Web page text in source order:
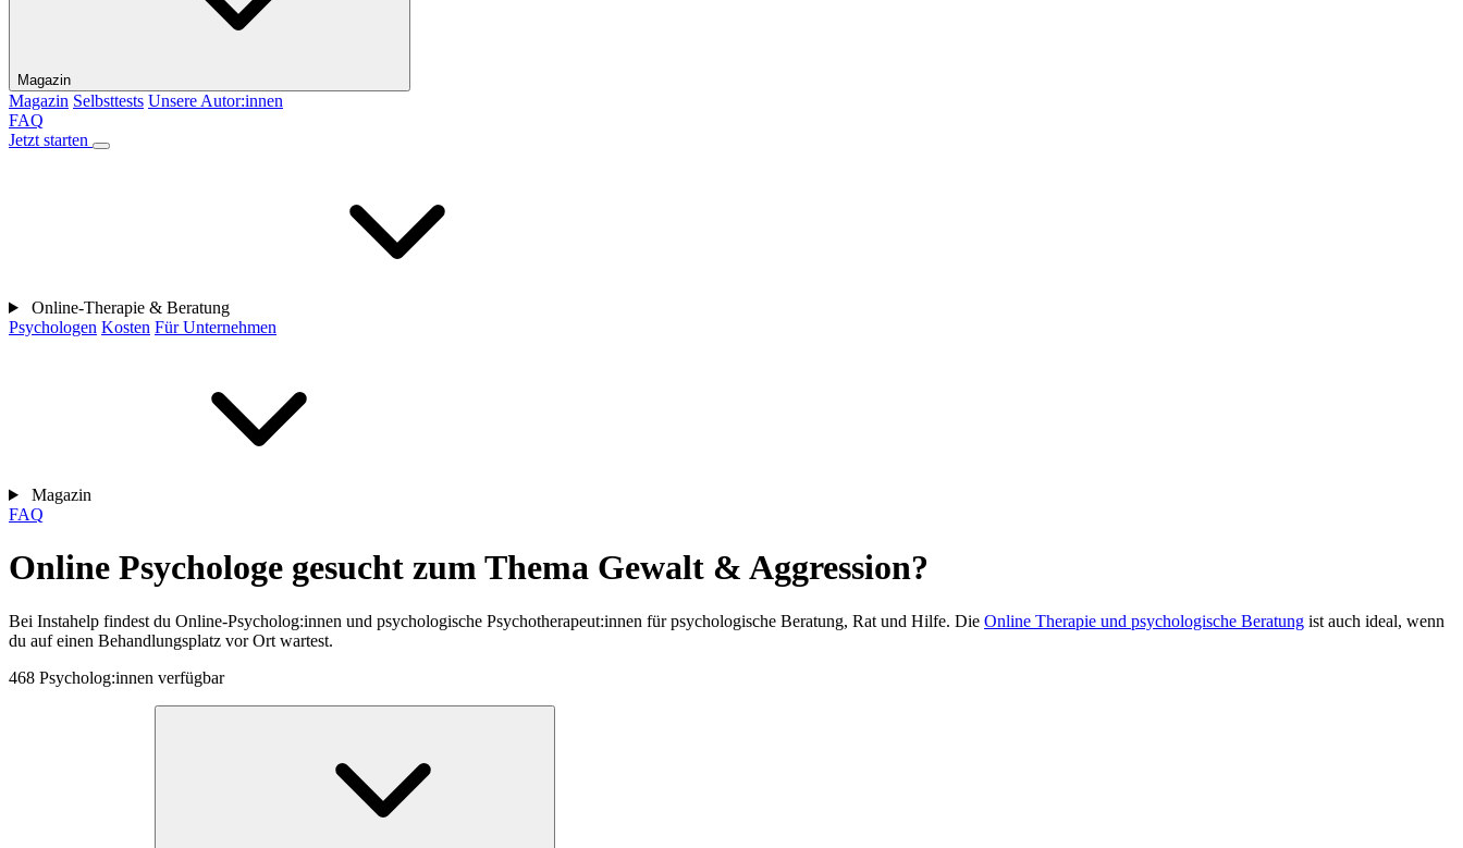
Magazin
Magazin Selbsttests Unsere Autor:innen
FAQ
Jetzt starten
Online-Therapie & Beratung
Psychologen Kosten Für Unternehmen
Magazin
FAQ
Online Psychologe gesucht zum Thema Gewalt & Aggression?
Bei Instahelp findest du Online-Psycholog:innen und psychologische Psychotherapeut:innen für psychologische Beratung, Rat und Hilfe. Die Online Therapie und psychologische Beratung ist auch ideal, wenn
du auf einen Behandlungsplatz vor Ort wartest.
468 Psycholog:innen verfügbar